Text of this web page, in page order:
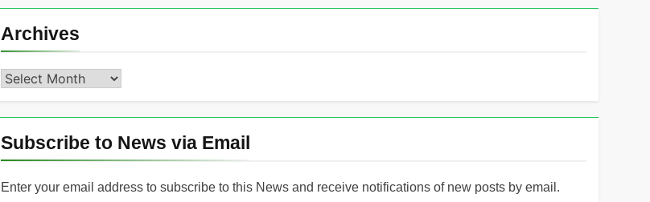
Archives
Archives
Subscribe to News via Email
Enter your email address to subscribe to this News and receive notifications of new posts by email.